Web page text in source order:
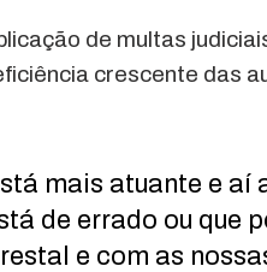
de multas
crescente das
mais atuante e aí
de errado ou que
e com as